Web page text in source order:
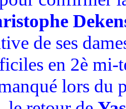
de ses
en 2è mi-
lors du